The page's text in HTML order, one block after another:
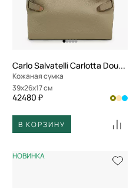
Carlo Salvatelli Carlotta Double
Кожаная сумка
39x26x17 см
42480 ₽
В КОРЗИНУ
НОВИНКА